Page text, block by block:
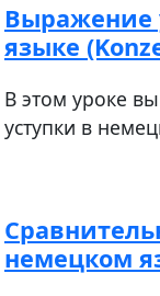
Выражение
языке
В этом уроке
уступки в
немецком